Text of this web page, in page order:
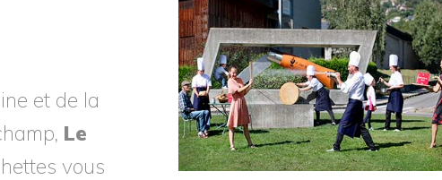
et de la
Le
vous